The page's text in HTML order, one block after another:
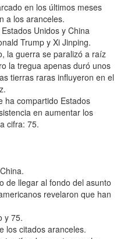
en los últimos meses
a los aranceles.
Unidos y China
Trump y Xi Jinping.
la guerra se paralizó a raíz
la tregua apenas duró unos
tierras raras influyeron en el
ha compartido Estados
en aumentar los
cifra: 75.
de llegar al fondo del asunto
revelaron que han
y 75.
los citados aranceles.